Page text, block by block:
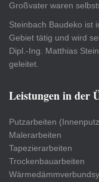
Großvater waren
Steinbach Baudeko ist
Gebiet tätig und wird
Dipl.-Ing. Matthias
geleitet.
Leistungen in der
Putzarbeiten
Malerarbeiten
Tapezierarbeiten
Trockenbauarbeiten